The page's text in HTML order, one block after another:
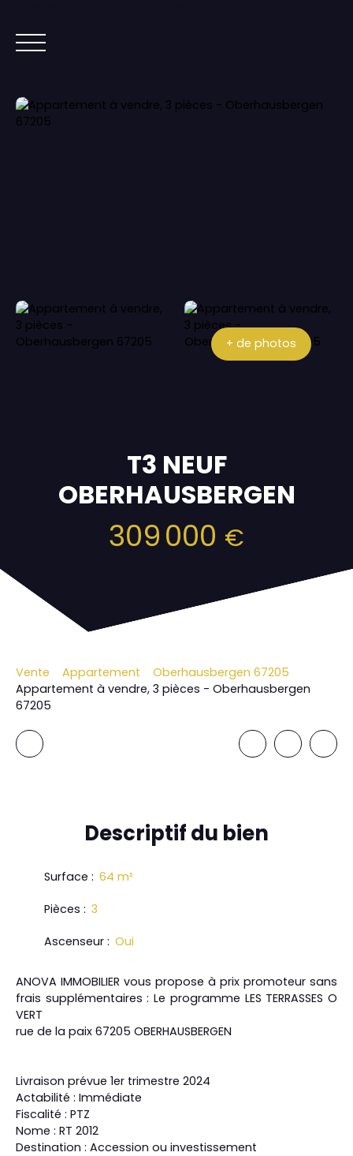
ACCUEIL ACHETER IMMOBILIER NEUF
+ de photos
T3 NEUF
OBERHAUSBERGEN
309 000 €
Vente Appartement
Oberhausbergen 67205
Appartement à vendre, 3 pièces - Oberhausbergen
67205
Descriptifdu bien
Surface : 64 m²
Pièces : 3
Ascenseur : Oui
ANOVA IMMOBILIER vous propose à prix promoteur sans
frais supplémentaires : Le programme LES TERRASSES O
VERT
rue de la paix 67205 OBERHAUSBERGEN
Livraison prévue 1er trimestre 2024
Actabilité : Immédiate
Fiscalité : PTZ
Nome : RT 2012
Destination : Accession ou investissement